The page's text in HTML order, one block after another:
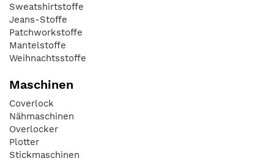
Sweatshirtstoffe
Jeans-Stoffe
Patchworkstoffe
Mantelstoffe
Weihnachtsstoffe
Maschinen
Coverlock
Nähmaschinen
Overlocker
Plotter
Stickmaschinen